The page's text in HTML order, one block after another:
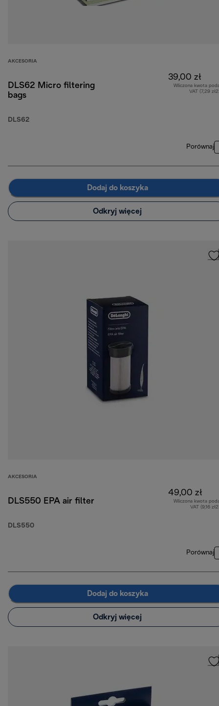
AKCESORIA
DLS62 Micro filtering
bags
DLS62
39,00 zł
Wliczona kwota
VAT (7,29
Porównaj
Dodaj do koszyka
Odkryj więcej
AKCESORIA
DLS550 EPA air filter
DLS550
49,00 zł
Wliczona kwota
VAT (9,16
Porównaj
Dodaj do koszyka
Odkryj więcej